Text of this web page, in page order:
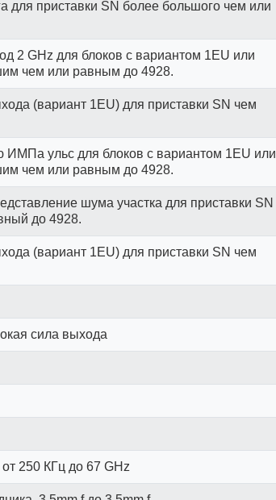
для приставки SN более большого чем или
2 GHz для блоков с вариантом 1EU или
чем или равным до 4928.
(вариант 1EU) для приставки SN чем
ИМПа ульс для блоков с вариантом 1EU или
чем или равным до 4928.
шума участка для приставки SN
до 4928.
(вариант 1EU) для приставки SN чем
сила выхода
250 КГц до 67 GHz